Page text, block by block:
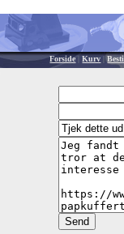
Forside|Kurv |